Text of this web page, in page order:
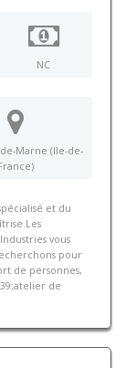
NC
Marne (Ile-de-
et du
vous
pour
de personnes,
de